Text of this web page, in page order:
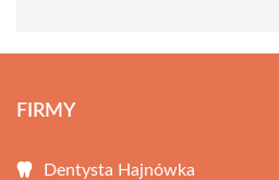
FIRMY
Dentysta Hajnówka